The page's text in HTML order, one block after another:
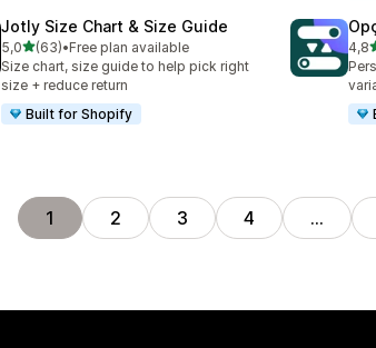
Jotly Size Chart & Size Guide
5,0de 5 estrelas
(63)
63 total de avaliações
•Free plan available
Size chart, size guide to help pick right
size + reduce return
Built for Shopify
4,8
1 2 3 4 …